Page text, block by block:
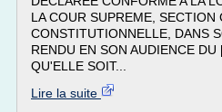
LA COUR SUPREME, SECTION
CONSTITUTIONNELLE, DANS
RENDU EN SON AUDIENCE
QU'ELLE SOIT...
Lire la suite